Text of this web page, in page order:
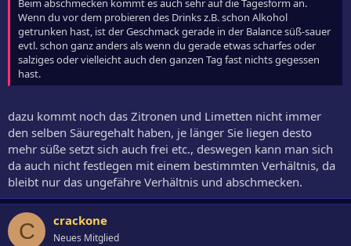
Wenn du vor dem probieren des Drinks z.B. schon Alkohol
getrunken hast, ist der Geschmack gerade in der Balance süß-sauer
evtl. schon ganz anders als wenn du gerade etwas scharfes oder
salziges oder vielleicht auch den ganzen Tag fast nichts gegessen
hast.
dazu kommt noch das Zitronen und Limetten nicht immer
den selben Säuregehalt haben, je länger Sie liegen desto
mehr süße setzt sich auch frei etc., deswegen kann man sich
da auch nicht festlegen mit einem bestimmten Verhältnis, da
bleibt nur das ungefähre Verhältnis und abschmecken.
C crackone
Neues Mitglied